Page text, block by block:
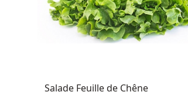
Salade Feuille de Chêne